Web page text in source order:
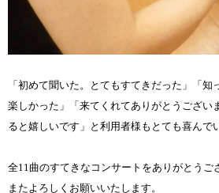
「初めて聞いた。とてもすてきだった」「知
楽しかった」「来てくれてありがとうござい
ると嬉しいです」と利用者様もとても喜んで
全11 曲のすてきなコンサートをありがとうご
またよろしくお願いいたします。